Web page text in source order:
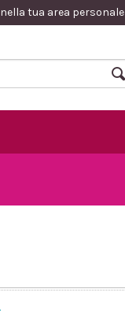
nella tua area personale